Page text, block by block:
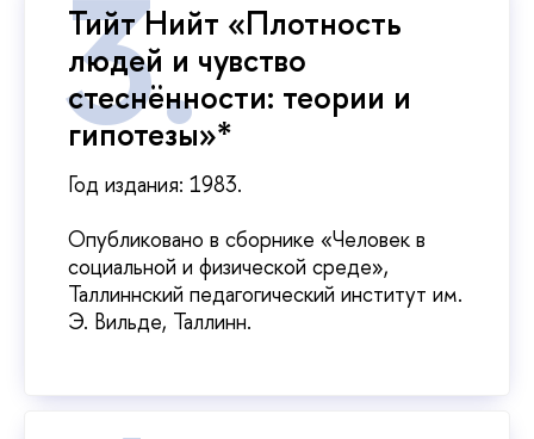
Тийт Нийт «Плотность
людей и чувство
стеснённости: теории и
гипотезы»*
Год издания: 1983.
Опубликовано в сборнике «Человек в
социальной и физической среде»,
Таллиннский педагогический институт им.
Э. Вильде, Таллинн.